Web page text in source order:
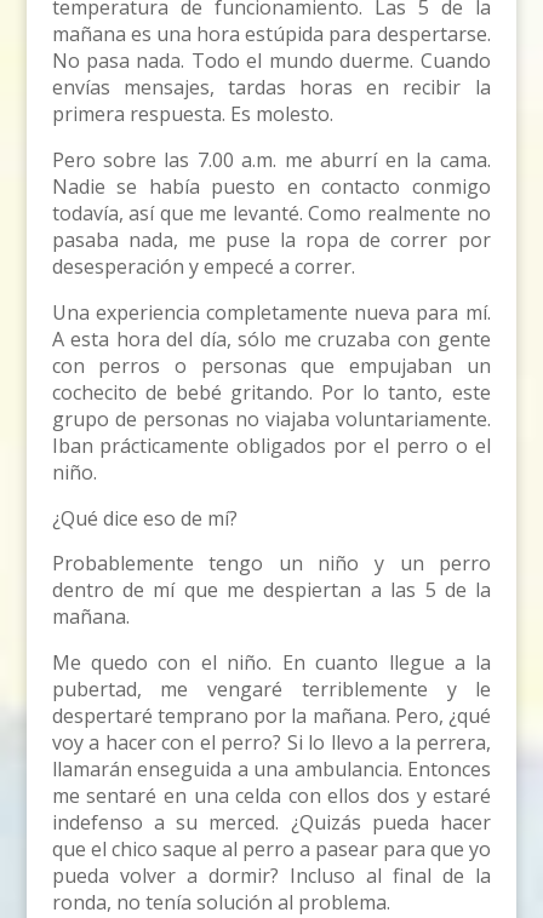
temperatura de funcionamiento. Las 5 de la
mañana es una hora estúpida para despertarse.
No pasa nada. Todo el mundo duerme. Cuando
envías mensajes, tardas horas en recibir la
primera respuesta. Es molesto.
Pero sobre las 7.00 a.m. me aburrí en la cama.
Nadie se había puesto en contacto conmigo
todavía, así que me levanté. Como realmente no
pasaba nada, me puse la ropa de correr por
desesperación y empecé a correr.
Una experiencia completamente nueva para mí.
A esta hora del día, sólo me cruzaba con gente
con perros o personas que empujaban un
cochecito de bebé gritando. Por lo tanto, este
grupo de personas no viajaba voluntariamente.
Iban prácticamente obligados por el perro o el
niño.
¿Qué dice eso de mí?
Probablemente tengo un niño y un perro
dentro de mí que me despiertan a las 5 de la
mañana.
Me quedo con el niño. En cuanto llegue a la
pubertad, me vengaré terriblemente y le
despertaré temprano por la mañana. Pero, ¿qué
voy a hacer con el perro? Si lo llevo a la perrera,
llamarán enseguida a una ambulancia. Entonces
me sentaré en una celda con ellos dos y estaré
indefenso a su merced. ¿Quizás pueda hacer
que el chico saque al perro a pasear para que yo
pueda volver a dormir? Incluso al final de la
ronda, no tenía solución al problema.